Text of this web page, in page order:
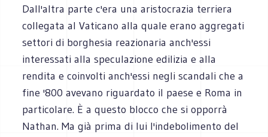
Dall'altra parte c'era una aristocrazia terriera
collegata al Vaticano alla quale erano aggregati
settori di borghesia reazionaria anch'essi
interessati alla speculazione edilizia e alla
rendita e coinvolti anch'essi negli scandali che a
fine '800 avevano riguardato il paese e Roma in
particolare. È a questo blocco che si opporrà
Nathan. Ma già prima di lui l'indebolimento del